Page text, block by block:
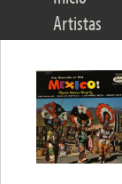
Artistas